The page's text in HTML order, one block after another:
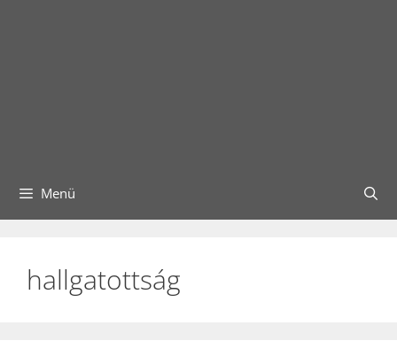
Menü
hallgatottság